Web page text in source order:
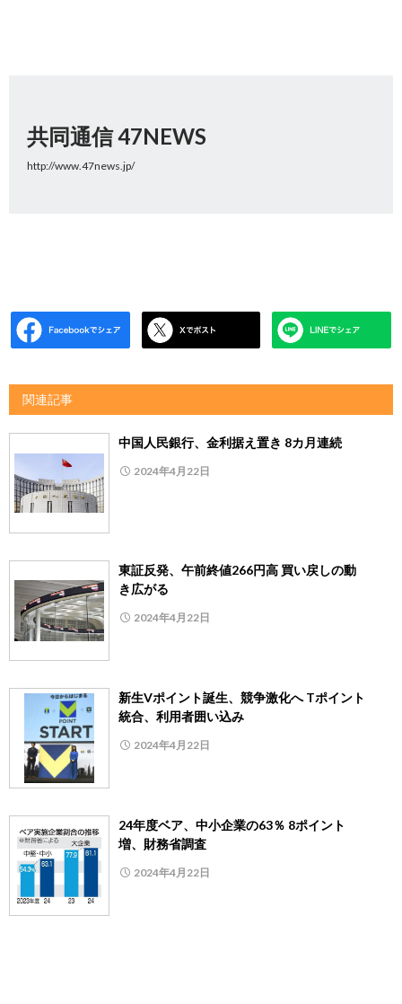
共同通信 47NEWS
http://www.47news.jp/
関連記事
中国人民銀行、金利据え置き 8カ月連続
2024年4月22日
東証反発、午前終値266円高 買い戻しの動
き広がる
2024年4月22日
新生Vポイント誕生、競争激化へ Tポイント
統合、利用者囲い込み
2024年4月22日
24年度ベア、中小企業の63％ 8ポイント
増、財務省調査
2024年4月22日